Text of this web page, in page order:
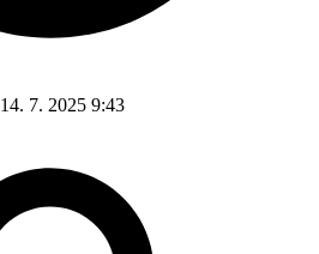
14. 7. 2025 9:43